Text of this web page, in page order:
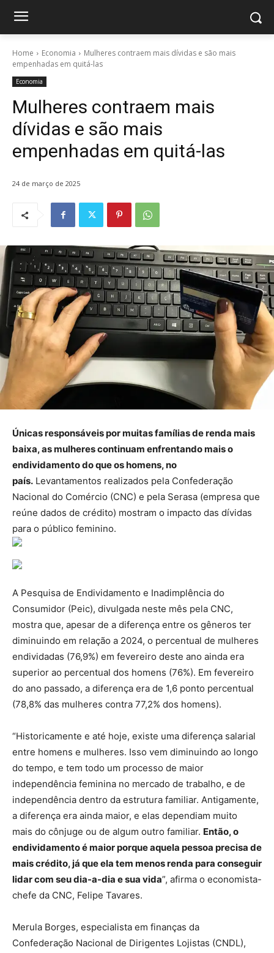
Home Economia
Mulheres contraem mais dívidas e são mais
empenhadas em quitá-las
Economia
Mulheres contraem mais
dívidas e são mais
empenhadas em quitá-las
24 de março de 2025
Únicas responsáveis por muitas famílias de renda mais
baixa, as mulheres continuam enfrentando mais o
endividamento do que os homens, no
país. Levantamentos realizados pela Confederação
Nacional do Comércio (CNC) e pela Serasa (empresa que
reúne dados de crédito) mostram o impacto das dívidas
para o público feminino.
A Pesquisa de Endividamento e Inadimplência do
Consumidor (Peic), divulgada neste mês pela CNC,
mostra que, apesar de a diferença entre os gêneros ter
diminuindo em relação a 2024, o percentual de mulheres
endividadas (76,9%) em fevereiro deste ano ainda era
superior ao percentual dos homens (76%). Em fevereiro
do ano passado, a diferença era de 1,6 ponto percentual
(78,8% das mulheres contra 77,2% dos homens).
“Historicamente e até hoje, existe uma diferença salarial
entre homens e mulheres. Isso vem diminuindo ao longo
do tempo, e tem todo um processo de maior
independência feminina no mercado de trabalho, e de
independência dentro da estrutura familiar. Antigamente,
a diferença era ainda maior, e elas dependiam muito
mais do cônjuge ou de algum outro familiar. Então, o
endividamento é maior porque aquela pessoa precisa de
mais crédito, já que ela tem menos renda para conseguir
lidar com seu dia-a-dia e sua vida”, afirma o economista-
chefe da CNC, Felipe Tavares.
Merula Borges, especialista em finanças da
Confederação Nacional de Dirigentes Lojistas (CNDL),